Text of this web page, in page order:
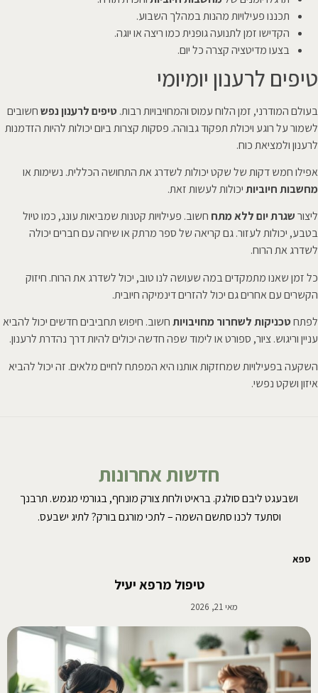
תכננו פעילויות מהנות במהלך השבוע.
הקדישו זמן לתנועה גופנית כמו ריצה או יוגה.
בצעו מדיטציה קצרה כל יום.
טיפים לרענון יומיומי
בעולם המודרני, זמן הלוח עמוס והמחויבויות רבות.טיפים לרענון נפשחשובים
לשמור על רוגע ויכולת תפקוד גבוהה. פסקות קצרות ביום יכולות להיות הזדמנות
לרענון ולמציאת כוח.
אפילו חמש דקות של שקט יכולות לשדרג את התחושה הכללית. נשימות או
מחשבות חיוביותיכולות לעשות זאת.
ליצורשגרת יום ללא מתח חשוב. פעילויות קטנות שמביאות עונג, כמו טיול
בטבע, יכולות לעזור. גם קריאה של ספר מרתק או שיחה עם חברים יכולה
לשדרג את הרוח.
כל זמן שאנו מתמקדים במה שעושה לנו טוב, יכול לשדרג את הרוח. חיזוק
הקשרים עם אחרים גם יכול להזרים דינמיקה חיובית.
לפתחטכניקות לשחרור מחויבויותחשוב. חיפוש תחביבים חדשים יכול להביא
עניין וריגוש. ציור, ספורט או לימוד שפה חדשה יכולים להיות דרך נהדרת לרענון.
השקעה בפעילויות שמחזקות אותנו היא המפתח לחיים מלאים. זה יכול להביא
איזון ושקט נפשי.
חדשות אחרונות
ושבעגט ליבם סולגק. בראיט ולחת צורק מונחף, בגורמי מגמש. תרבנך
וסתעד לכנו סתשם השמה – לתכי מורגם בורק? לתיג ישבעס.
ספא
טיפול מרפא יעיל
מאי 21, 2026